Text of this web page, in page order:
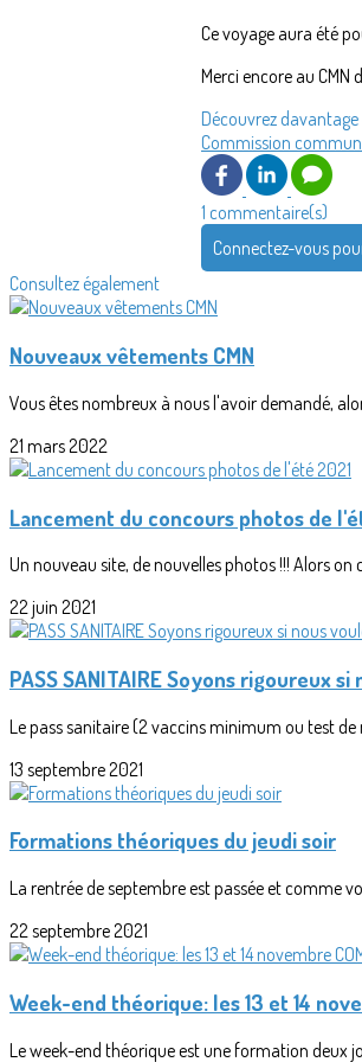
Ce voyage aura été
Merci encore au CMN
Découvrez
Commission
1 commentaire(s)
Connectez-vous
Consultez également
Nouveaux vêtements CMN
Vous êtes nombreux à nous l'avoir demandé,
21 mars 2022
Lancement du concours photos de
Un nouveau site, de nouvelles photos !!! Alors
22 juin 2021
PASS SANITAIRE Soyons rigoureux
Le pass sanitaire (2 vaccins minimum ou test de
13 septembre 2021
Formations théoriques du jeudi soir
La rentrée de septembre est passée et comme
22 septembre 2021
Week-end théorique: les 13 et 14
Le week-end théorique est une formation deux